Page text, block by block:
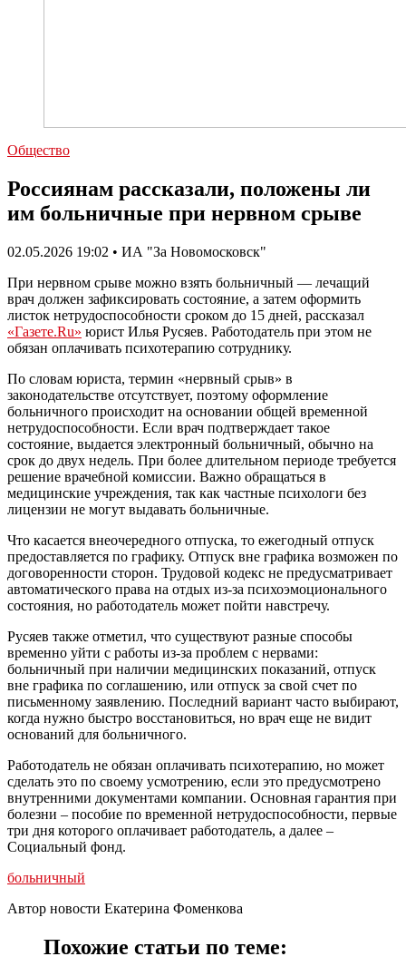
Общество
Россиянам рассказали, положены ли
им больничные при нервном срыве
02.05.2026 19:02 • ИА "За Новомосковск"
При нервном срыве можно взять больничный — лечащий
врач должен зафиксировать состояние, а затем оформить
листок нетрудоспособности сроком до 15 дней, рассказал
«Газете.Ru» юрист Илья Русяев. Работодатель при этом не
обязан оплачивать психотерапию сотруднику.
По словам юриста, термин «нервный срыв» в
законодательстве отсутствует, поэтому оформление
больничного происходит на основании общей временной
нетрудоспособности. Если врач подтверждает такое
состояние, выдается электронный больничный, обычно на
срок до двух недель. При более длительном периоде требуется
решение врачебной комиссии. Важно обращаться в
медицинские учреждения, так как частные психологи без
лицензии не могут выдавать больничные.
Что касается внеочередного отпуска, то ежегодный отпуск
предоставляется по графику. Отпуск вне графика возможен по
договоренности сторон. Трудовой кодекс не предусматривает
автоматического права на отдых из-за психоэмоционального
состояния, но работодатель может пойти навстречу.
Русяев также отметил, что существуют разные способы
временно уйти с работы из-за проблем с нервами:
больничный при наличии медицинских показаний, отпуск
вне графика по соглашению, или отпуск за свой счет по
письменному заявлению. Последний вариант часто выбирают,
когда нужно быстро восстановиться, но врач еще не видит
оснований для больничного.
Работодатель не обязан оплачивать психотерапию, но может
сделать это по своему усмотрению, если это предусмотрено
внутренними документами компании. Основная гарантия при
болезни – пособие по временной нетрудоспособности, первые
три дня которого оплачивает работодатель, а далее –
Социальный фонд.
больничный
Автор новости Екатерина Фоменкова
Похожие статьи по теме: